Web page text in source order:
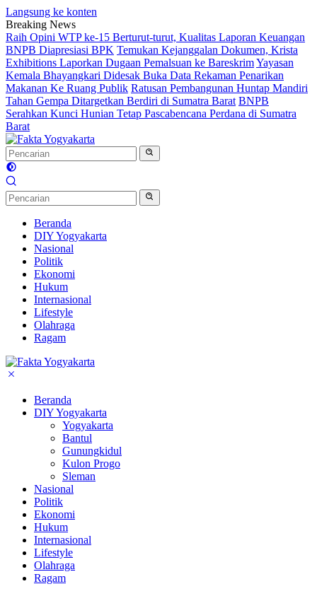
Langsung ke konten
Breaking News
Raih Opini WTP ke-15 Berturut-turut, Kualitas Laporan Keuangan
BNPB Diapresiasi BPK Temukan Kejanggalan Dokumen, Krista
Exhibitions Laporkan Dugaan Pemalsuan ke BareskrimYayasan
Kemala Bhayangkari Didesak Buka Data Rekaman Penarikan
Makanan Ke Ruang Publik Ratusan Pembangunan Huntap Mandiri
Tahan Gempa Ditargetkan Berdiri di Sumatra Barat BNPB
Serahkan Kunci Hunian Tetap Pascabencana Perdana di Sumatra
Barat
Beranda
DIY Yogyakarta
Nasional
Politik
Ekonomi
Hukum
Internasional
Lifestyle
Olahraga
Ragam
Beranda
DIY Yogyakarta
Yogyakarta
Bantul
Gunungkidul
Kulon Progo
Sleman
Nasional
Politik
Ekonomi
Hukum
Internasional
Lifestyle
Olahraga
Ragam